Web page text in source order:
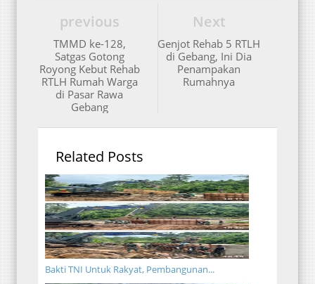
Next
Genjot Rehab 5 RTLH
di Gebang, Ini Dia
Penampakan
Rumahnya
previous
TMMD ke-128,
Satgas Gotong
Royong Kebut Rehab
RTLH Rumah Warga
di Pasar Rawa
Gebang
Related Posts
Bakti TNI Untuk Rakyat, Pembangunan...